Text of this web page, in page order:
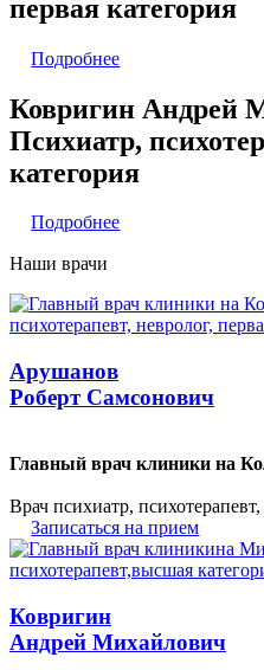
первая категория
Подробнее
Ковригин Андрей
Психиатр,
категория
Подробнее
Наши врачи
Арушанов
Роберт Самсонович
Главный врач клиники на
Врач психиатр,
Записаться на прием
Ковригин
Андрей Михайлович